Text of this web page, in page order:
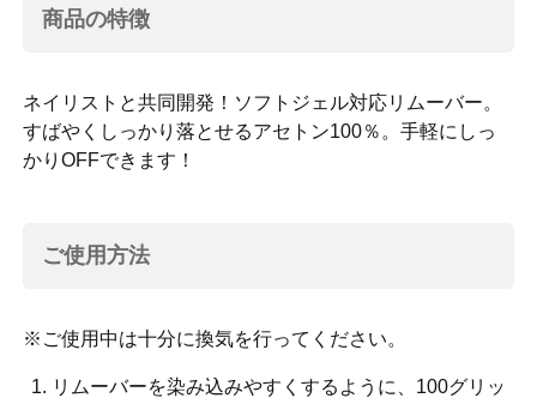
商品の特徴
ネイリストと共同開発！ソフトジェル対応リムーバー。
すばやくしっかり落とせるアセトン100％。手軽にしっ
かりOFFできます！
ご使用方法
※ご使用中は十分に換気を行ってください。
リムーバーを染み込みやすくするように、100グリッ